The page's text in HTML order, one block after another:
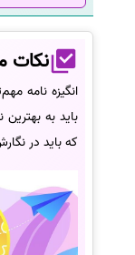
نکات
انگیزه نامه
باید به
که باید در